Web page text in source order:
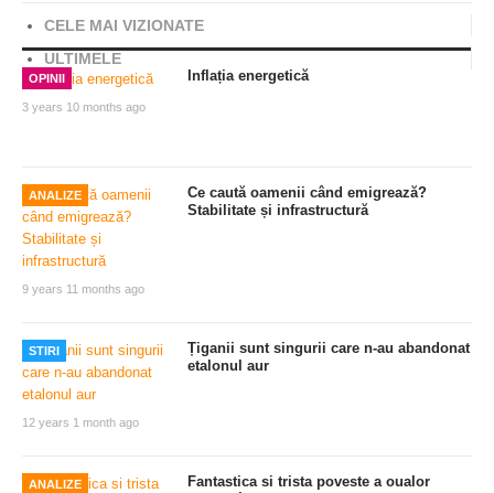
CELE MAI VIZIONATE
ULTIMELE
OPINII
3 years 10 months ago
Inflația energetică
ANALIZE
9 years 11 months ago
Ce caută oamenii când emigrează?
Stabilitate și infrastructură
STIRI
12 years 1 month ago
Țiganii sunt singurii care n-au abandonat
etalonul aur
ANALIZE
Fantastica si trista poveste a oualor